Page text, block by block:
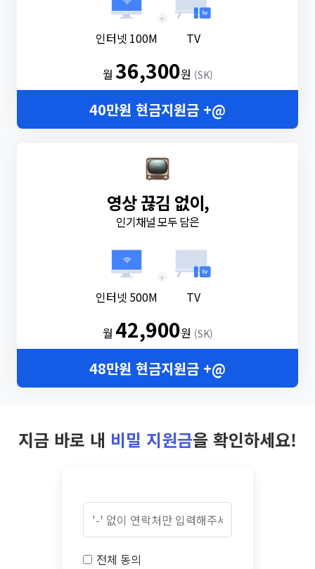
인터넷 100M
+
TV
월36,300원 (SK)
40만원 현금지원금 +@
영상 끊김 없이,
인기채널 모두 담은
인터넷 500M
+
TV
월 42,900원 (SK)
48만원 현금지원금 +@
지금 바로 내 비밀 지원금을 확인하세요!
전체 동의